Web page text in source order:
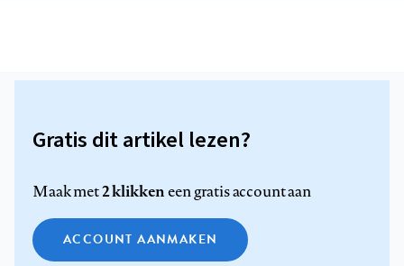
Gratis dit artikel lezen?
Maak met2 klikkeneen gratis account aan
ACCOUNT AANMAKEN